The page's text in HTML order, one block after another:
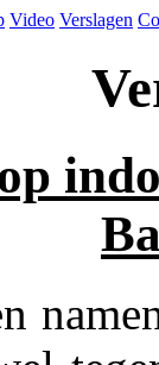
Video Verslagen